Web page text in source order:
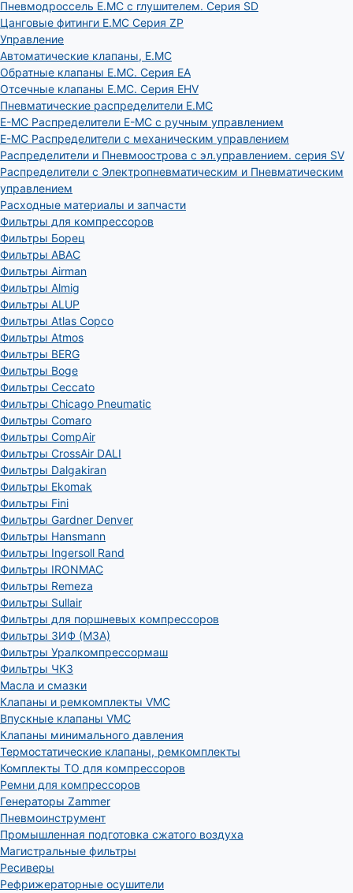
Пневмодроссель E.MC с глушителем. Серия SD
Цанговые фитинги E.MC Серия ZP
Управление
Автоматические клапаны, Е.МС
Обратные клапаны E.MC. Серия EA
Отсечные клапаны E.MC. Серия EHV
Пневматические распределители E.MC
E-MC Распределители E-MC с ручным управлением
E-MC Распределители с механическим управлением
Распределители и Пневмоострова с эл.управлением. серия SV
Распределители с Электропневматическим и Пневматическим
управлением
Расходные материалы и запчасти
Фильтры для компрессоров
Фильтры Борец
Фильтры ABAC
Фильтры Airman
Фильтры Almig
Фильтры ALUP
Фильтры Atlas Copco
Фильтры Atmos
Фильтры BERG
Фильтры Boge
Фильтры Ceccato
Фильтры Chicago Pneumatic
Фильтры Comaro
Фильтры CompAir
Фильтры CrossAir DALI
Фильтры Dalgakiran
Фильтры Ekomak
Фильтры Fini
Фильтры Gardner Denver
Фильтры Hansmann
Фильтры Ingersoll Rand
Фильтры IRONMAC
Фильтры Remeza
Фильтры Sullair
Фильтры для поршневых компрессоров
Фильтры ЗИФ (МЗА)
Фильтры Уралкомпрессормаш
Фильтры ЧКЗ
Масла и смазки
Клапаны и ремкомплекты VMC
Впускные клапаны VMC
Клапаны минимального давления
Термостатические клапаны, ремкомплекты
Комплекты ТО для компрессоров
Ремни для компрессоров
Генераторы Zammer
Пневмоинструмент
Промышленная подготовка сжатого воздуха
Магистральные фильтры
Ресиверы
Рефрижераторные осушители